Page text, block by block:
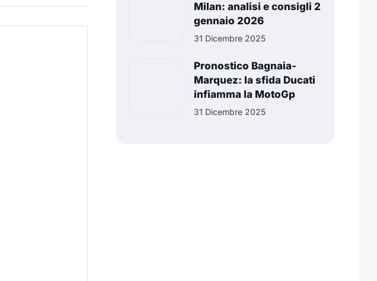
Milan: analisi e consigli 2
gennaio 2026
31 Dicembre 2025
Pronostico Bagnaia-
Marquez: la sfida Ducati
infiamma la MotoGp
31 Dicembre 2025